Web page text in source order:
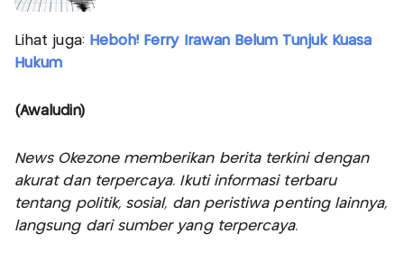
Lihat juga: Heboh! Ferry Irawan Belum Tunjuk Kuasa
Hukum
(Awaludin)
News Okezone memberikan berita terkini dengan
akurat dan terpercaya. Ikuti informasi terbaru
tentang politik, sosial, dan peristiwa penting lainnya,
langsung dari sumber yang terpercaya.